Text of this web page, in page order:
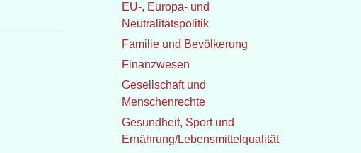
EU-, Europa- und
Neutralitätspolitik
Familie und Bevölkerung
Finanzwesen
Gesellschaft und
Menschenrechte
Gesundheit, Sport und
Ernährung/Lebensmittelqualität